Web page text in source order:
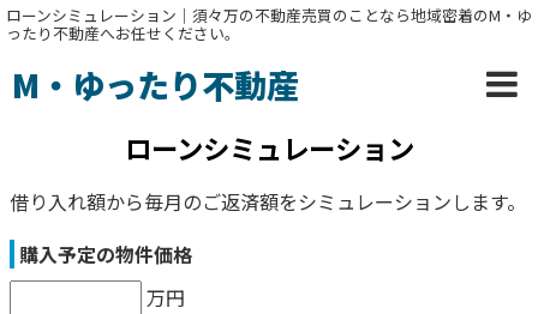
ローンシミュレーション｜須々万の不動産売買のことなら地域密着のM・ゆ
ったり不動産へお任せください。
M・ゆったり不動産
ローンシミュレーション
借り入れ額から毎月のご返済額をシミュレーションします。
購入予定の物件価格
万円